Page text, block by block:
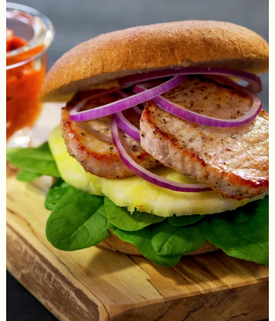
oppskriften.